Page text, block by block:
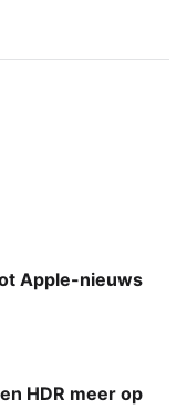
Apple-nieuws
HDR meer op